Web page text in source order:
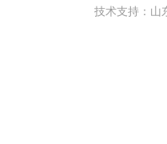
技术支持： 山